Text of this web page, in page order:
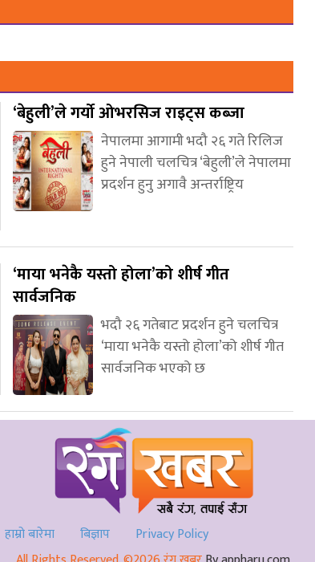
‘बेहुली’ले गर्यो ओभरसिज राइट्स कब्जा
नेपालमा आगामी भदौ २६ गते रिलिज
हुने नेपाली चलचित्र ‘बेहुली’ले नेपालमा
प्रदर्शन हुनु अगावै अन्तर्राष्ट्रिय
‘माया भनेकै यस्तो होला’को शीर्ष गीत
सार्वजनिक
भदौ २६ गतेबाट प्रदर्शन हुने चलचित्र
‘माया भनेकै यस्तो होला’को शीर्ष गीत
सार्वजनिक भएको छ
हाम्रो बारेमा बिज्ञाप
Privacy Policy